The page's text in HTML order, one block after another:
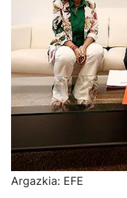
Argazkia: EFE